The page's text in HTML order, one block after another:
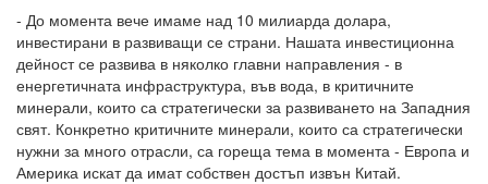
- До момента вече имаме над 10 милиарда долара,
инвестирани в развиващи се страни. Нашата инвестиционна
дейност се развива в няколко главни направления - в
енергетичната инфраструктура, във вода, в критичните
минерали, които са стратегически за развиването на Западния
свят. Конкретно критичните минерали, които са стратегически
нужни за много отрасли, са гореща тема в момента - Европа и
Америка искат да имат собствен достъп извън Китай.